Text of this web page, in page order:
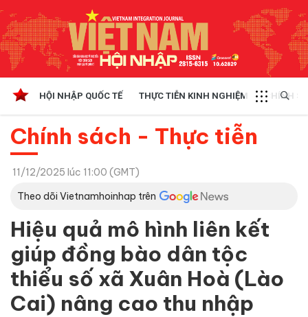
HỘI NHẬP QUỐC TẾ THỰC TIỄN KINH NGHIỆM CHÍNH
Chính sách - Thực tiễn
11/12/2025 lúc 11:00 (GMT)
Theo dõi Vietnamhoinhap trên
Hiệu quả mô hình liên kết
giúp đồng bào dân tộc
thiểu số xã Xuân Hoà (Lào
Cai) nâng cao thu nhập